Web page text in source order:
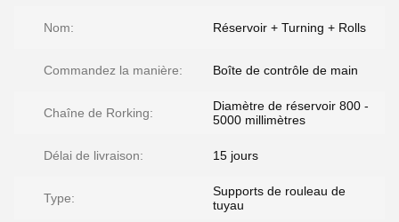
Nom: Réservoir + Turning + Rolls
Commandez la manière: Boîte de contrôle de main
Chaîne de Rorking:
Diamètre de réservoir 800 -
5000 millimètres
Délai de livraison: 15 jours
Type:
Supports de rouleau de
tuyau